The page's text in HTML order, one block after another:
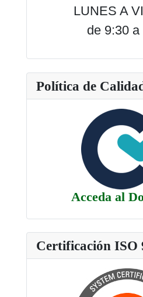
LUNES A
de 9:30 a
Política de
Acceda al
Certificación ISO